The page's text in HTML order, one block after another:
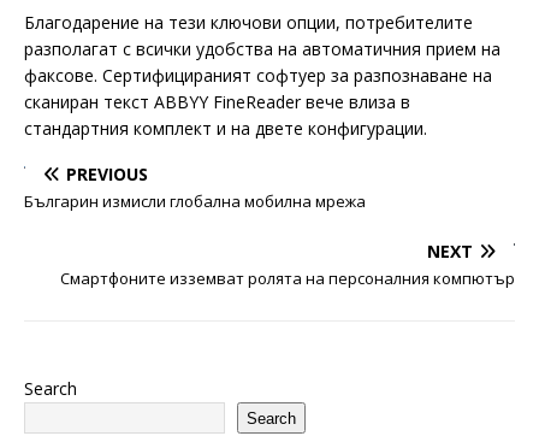
Благодарение на тези ключови опции, потребителите
разполагат с всички удобства на автоматичния прием на
факсове. Сертифицираният софтуер за разпознаване на
сканиран текст ABBYY FineReader вече влиза в
стандартния комплект и на двете конфигурации.
PREVIOUS
Българин измисли глобална мобилна мрежа
NEXT
Смартфоните изземват ролята на персоналния компютър
Search
Search